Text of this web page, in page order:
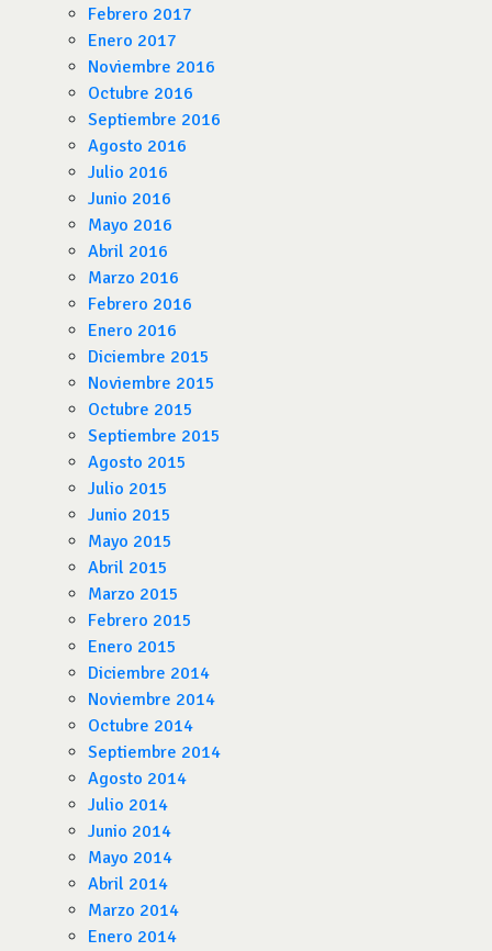
Febrero 2017
Enero 2017
Noviembre 2016
Octubre 2016
Septiembre 2016
Agosto 2016
Julio 2016
Junio 2016
Mayo 2016
Abril 2016
Marzo 2016
Febrero 2016
Enero 2016
Diciembre 2015
Noviembre 2015
Octubre 2015
Septiembre 2015
Agosto 2015
Julio 2015
Junio 2015
Mayo 2015
Abril 2015
Marzo 2015
Febrero 2015
Enero 2015
Diciembre 2014
Noviembre 2014
Octubre 2014
Septiembre 2014
Agosto 2014
Julio 2014
Junio 2014
Mayo 2014
Abril 2014
Marzo 2014
Enero 2014